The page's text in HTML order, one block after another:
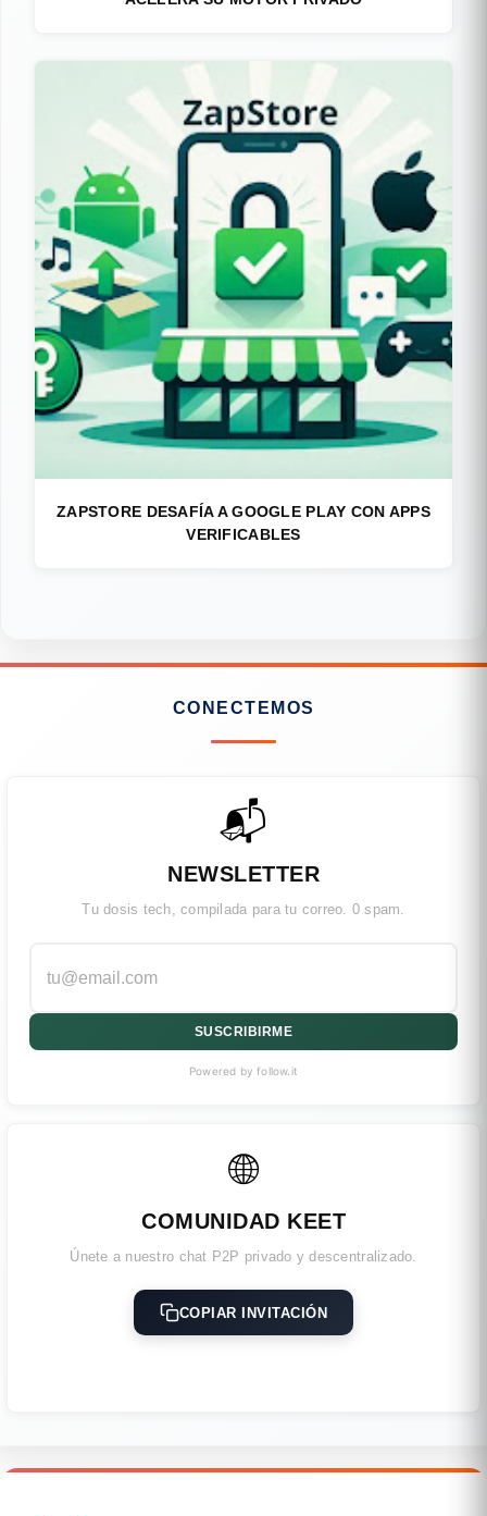
ZAPSTORE DESAFÍA A GOOGLE PLAY CON APPS
VERIFICABLES
CONECTEMOS
📬
NEWSLETTER
Tu dosis tech, compilada para tu correo. 0 spam.
SUSCRIBIRME
Powered by follow.it
🌐
COMUNIDAD KEET
Únete a nuestro chat P2P privado y descentralizado.
COPIAR INVITACIÓN